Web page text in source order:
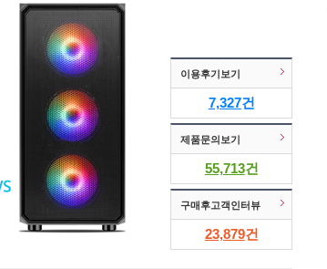
이용후기보기
7,327건
제품문의보기
55,713건
구매후고객인터뷰
23,879건